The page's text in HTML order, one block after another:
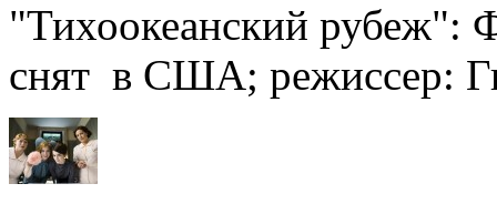
"Тихоокеанский рубеж":
снят в США; режиссер: